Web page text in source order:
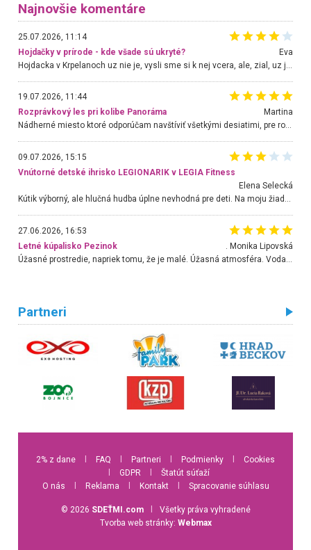
Najnovšie komentáre
25.07.2026, 11:14
Hojdačky v prírode - kde všade sú ukryté?
Eva
19.07.2026, 11:44
Rozprávkový les pri kolibe Panoráma
Martina
Nádherné miesto ktoré odporúčam navštíviť všetkými desiatimi, pre rodiny s deťmi, dôchodcom... Proste a jednoducho ozaj rozprávkový les.. určite ešte prídeme. Odniesli sme si na pamiatku krásne tričká,
09.07.2026, 15:15
Vnútorné detské ihrisko LEGIONARIK v LEGIA Fitness
Elena Selecká
Kútik výborný, ale hlučná hudba úplne nevhodná pre deti. Na moju žiadosť o aspoň sušenie nereagovali.
27.06.2026, 16:53
Letné kúpalisko Pezinok
. Monika Lipovská
Partneri
2% z dane FAQ Partneri Podmienky
Cookies
GDPR
Štatút súťaží
O nás
Reklama Kontakt Spracovanie súhlasu
© 2026 SDEŤMI.com
Všetky práva vyhradené
Tvorba web stránky: Webmax